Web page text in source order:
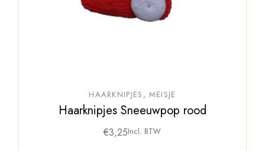
HAARKNIPJES MEISJE
Haarknipjes Sneeuwpop rood
€3,25Incl. BTW